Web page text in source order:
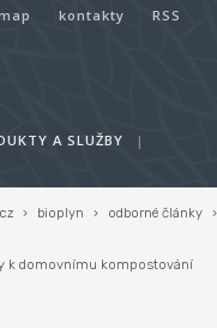
kontakty RSS
A SLUŽBY
|
› bioplyn › odborné články ›
k domovnímu kompostování